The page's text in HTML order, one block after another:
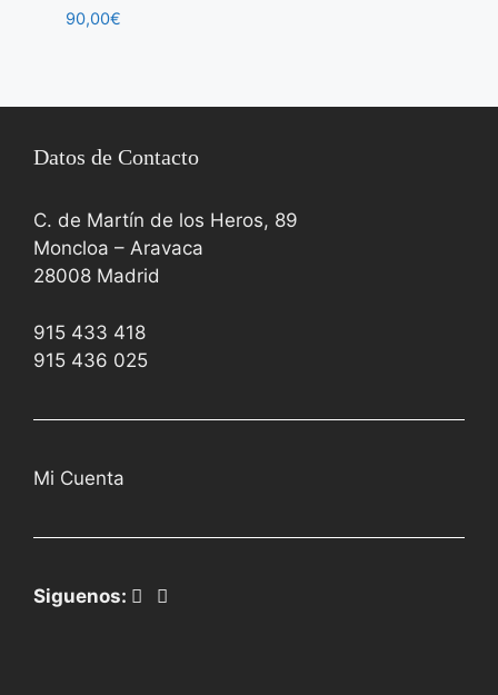
90,00€
Datos de Contacto
C. de Martín de los Heros, 89
Moncloa – Aravaca
28008 Madrid
915 433 418
915 436 025
Mi Cuenta
Siguenos: